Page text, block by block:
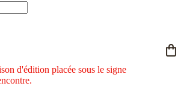
d'édition placée sous le signe